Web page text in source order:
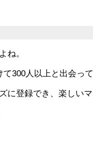
ね。
300人以上と出会っ
に登録でき、楽しい